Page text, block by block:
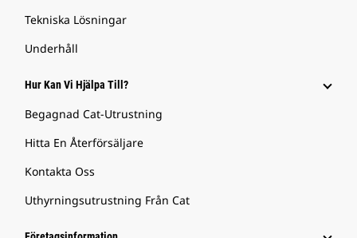
Tekniska Lösningar
Underhåll
Hur Kan Vi Hjälpa Till?
Begagnad Cat-Utrustning
Hitta En Återförsäljare
Kontakta Oss
Uthyrningsutrustning Från Cat